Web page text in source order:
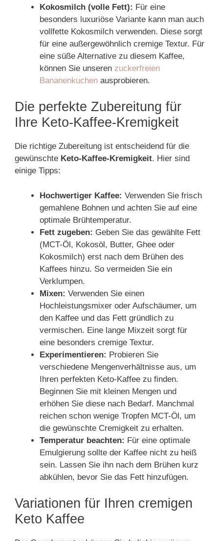
Kokosmilch (volle Fett): Für eine
besonders luxuriöse Variante kann man auch
vollfette Kokosmilch verwenden. Diese sorgt
für eine außergewöhnlich cremige Textur. Für
eine süße Alternative zu diesem Kaffee,
können Sie unseren zuckerfreien
Bananenkuchen ausprobieren.
Die perfekte Zubereitung für
Ihre Keto-Kaffee-Kremigkeit
Die richtige Zubereitung ist entscheidend für die
gewünschte Keto-Kaffee-Kremigkeit. Hier sind
einige Tipps:
Hochwertiger Kaffee: Verwenden Sie frisch
gemahlene Bohnen und achten Sie auf eine
optimale Brühtemperatur.
Fett zugeben: Geben Sie das gewählte Fett
(MCT-Öl, Kokosöl, Butter, Ghee oder
Kokosmilch) erst nach dem Brühen des
Kaffees hinzu. So vermeiden Sie ein
Verklumpen.
Mixen: Verwenden Sie einen
Hochleistungsmixer oder Aufschäumer, um
den Kaffee und das Fett gründlich zu
vermischen. Eine lange Mixzeit sorgt für
eine besonders cremige Textur.
Experimentieren: Probieren Sie
verschiedene Mengenverhältnisse aus, um
Ihren perfekten Keto-Kaffee zu finden.
Beginnen Sie mit kleinen Mengen und
erhöhen Sie diese nach Bedarf. Manchmal
reichen schon wenige Tropfen MCT-Öl, um
die gewünschte Cremigkeit zu erhalten.
Temperatur beachten: Für eine optimale
Emulgierung sollte der Kaffee nicht zu heiß
sein. Lassen Sie ihn nach dem Brühen kurz
abkühlen, bevor Sie das Fett hinzufügen.
Variationen für Ihren cremigen
Keto Kaffee